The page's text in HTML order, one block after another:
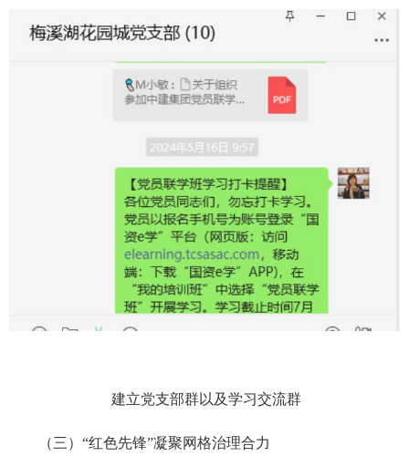
建立党支部群以及学习交流群
（三）“红色先锋”凝聚网格治理合力